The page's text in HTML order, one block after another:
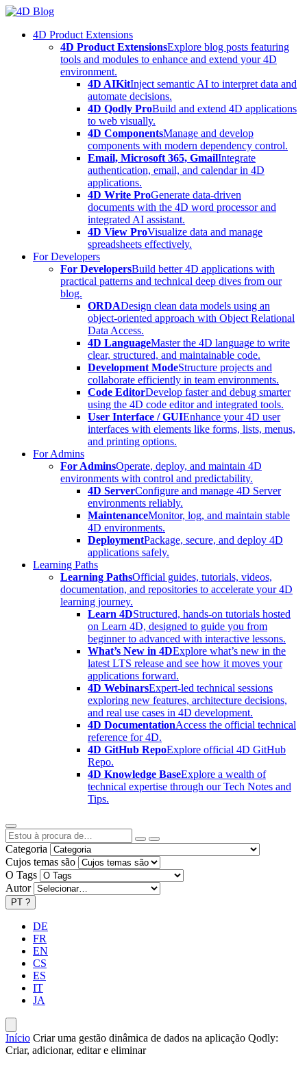
Skip
content4D Product Extensions
4D Product ExtensionsExplore blog posts featuring
tools and modules to enhance and extend your 4D
environment.
4D AIKitInject semantic AI to interpret data and
automate decisions.
4D Qodly ProBuild and extend 4D applications
to web visually.
4D ComponentsManage and develop
components with modern dependency control.
Email, Microsoft 365, GmailIntegrate
authentication, email, and calendar in 4D
applications.
4D Write ProGenerate data-driven
documents with the 4D word processor and
integrated AI assistant.
4D View ProVisualize data and manage
spreadsheets effectively.
For Developers
For DevelopersBuild better 4D applications with
practical patterns and technical deep dives from our
blog.
ORDADesign clean data models using an
object-oriented approach with Object Relational
Data Access.
4D LanguageMaster the 4D language to write
clear, structured, and maintainable code.
Development ModeStructure projects and
collaborate efficiently in team environments.
Code EditorDevelop faster and debug smarter
using the 4D code editor and integrated tools.
User Interface / GUIEnhance your 4D user
interfaces with elements like forms, lists, menus,
and printing options.
For Admins
For AdminsOperate, deploy, and maintain 4D
environments with control and predictability.
4D ServerConfigure and manage 4D Server
environments reliably.
MaintenanceMonitor, log, and maintain stable
4D environments.
DeploymentPackage, secure, and deploy 4D
applications safely.
Learning Paths
Learning PathsOfficial guides, tutorials, videos,
documentation, and repositories to accelerate your 4D
learning journey.
Learn 4DStructured, hands-on tutorials hosted
on Learn 4D, designed to guide you from
beginner to advanced with interactive lessons.
What’s New in 4DExplore what’s new in the
latest LTS release and see how it moves your
applications forward.
4D WebinarsExpert-led technical sessions
exploring new features, architecture decisions,
and real use cases in 4D development.
4D DocumentationAccess the official technical
reference for 4D.
4D GitHub RepoExplore official 4D GitHub
Repo.
4D Knowledge BaseExplore a wealth of
technical expertise through our Tech Notes and
Tips.
Categoria
Cujos temas são
O Tags
Autor
PT ?
DE
FR
EN
CS
ES
IT
JA
Início Criar uma gestão dinâmica de dados na aplicação Qodly:
Criar, adicionar, editar e eliminar